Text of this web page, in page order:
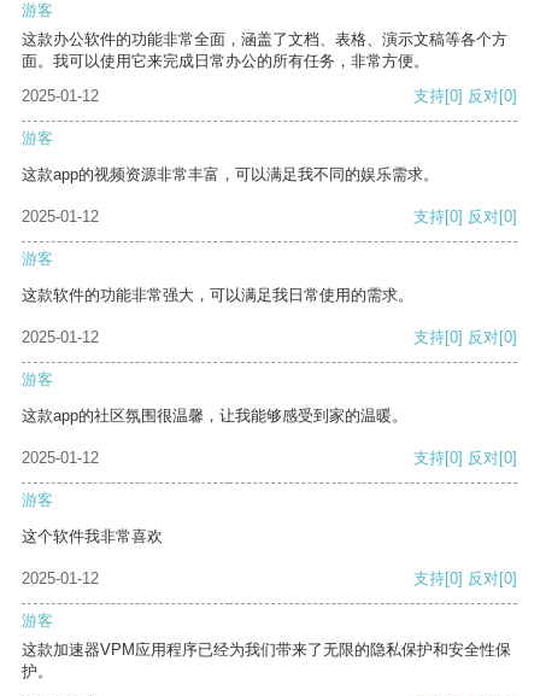
游客
这款办公软件的功能非常全面，涵盖了文档、表格、演示文稿等各个方
面。我可以使用它来完成日常办公的所有任务，非常方便。
2025-01-12
支持[0] 反对[0]
游客
这款app的视频资源非常丰富，可以满足我不同的娱乐需求。
2025-01-12 支持[0] 反对[0]
游客
这款软件的功能非常强大，可以满足我日常使用的需求。
2025-01-12 支持[0] 反对[0]
游客
这款app的社区氛围很温馨，让我能够感受到家的温暖。
2025-01-12 支持[0] 反对[0]
游客
这个软件我非常喜欢
2025-01-12 支持[0] 反对[0]
游客
这款加速器VPM应用程序已经为我们带来了无限的隐私保护和安全性保
护。